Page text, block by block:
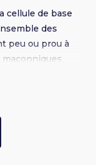
cellule de base
des
peu ou prou à
maçonnique
de la
relations
C'est dire